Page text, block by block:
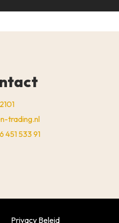
trading.nl
451 533 91
Privacy Beleid